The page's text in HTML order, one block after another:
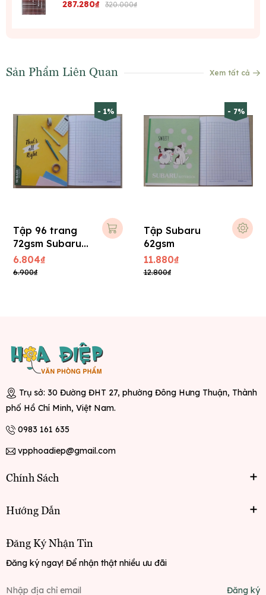
287.280₫ 320.000₫
Sản Phẩm Liên Quan Xem tất cả
- 1%
Tập 96 trang
72gsm Subaru
A057-V1, 15x21
cm
6.804₫
6.900₫
- 7%
Tập Subaru
62gsm
11.880₫
12.800₫
Trụ sở: 30 Đường ĐHT 27, phường Đông Hưng Thuận, Thành
phố Hồ Chí Minh, Việt Nam.
0983 161 635
vpphoadiep@gmail.com
Chính Sách
Hướng Dẫn
Đăng Ký Nhận Tin
Đăng ký ngay! Để nhận thật nhiều ưu đãi
Đăng ký